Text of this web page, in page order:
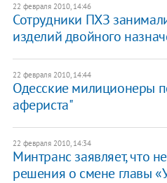
22 февраля 2010, 14:46
Сотрудники ПХЗ
изделий двойного
22 февраля 2010, 14:44
Одесские милиционеры
афериста"
22 февраля 2010, 14:34
Минтранс заявляет, что
решения о смене главы